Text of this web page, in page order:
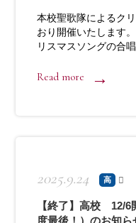
本校聖歌隊によるク
おり開催いたします
リスマスソングの合
Read more
2025.9.24 高
【終了】高校 12/6
度最後！）のお知ら